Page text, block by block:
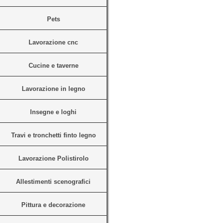
Condizioni
Referenze
Contatti
Pets
Lavorazione cnc
Cucine e taverne
Lavorazione in legno
Insegne e loghi
Travi e tronchetti finto legno
Lavorazione Polistirolo
Allestimenti scenografici
Pittura e decorazione